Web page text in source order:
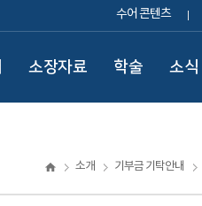
수어 콘텐츠
소장자료 학술 소식
소개 기부금 기탁안내